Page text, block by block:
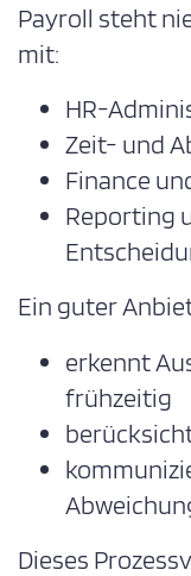
Payroll steht
mit:
HR-
Zeit- und
Finance
Reporting
Ein guter
erkennt
frühzeitig
Dieses